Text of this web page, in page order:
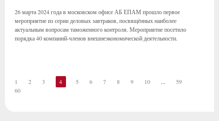
26 марта 2024 года в московском офисе АБ ЕПАМ прошло первое
мероприятие из серии деловых завтраков, посвящённых наиболее
актуальным вопросам таможенного контроля. Мероприятие посетило
порядка 40 компаний-членов внешнеэкономической деятельности.
1 2 3 4 5 6 7 8 9 10 ...
59
60